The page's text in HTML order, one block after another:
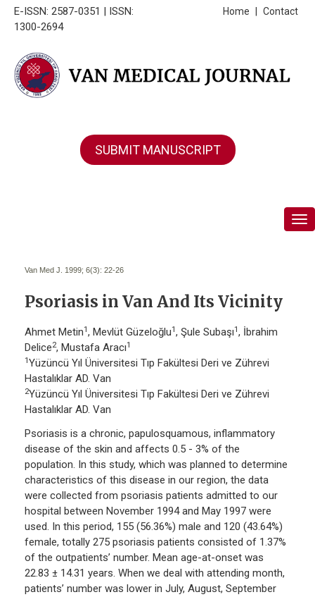
E-ISSN: 2587-0351 | ISSN:
1300-2694
Contact
Home
SUBMIT MANUSCRIPT
Van Med J. 1999; 6(3): 22-26
Psoriasis in Van And Its Vicinity
Ahmet Metin1, Mevlüt Güzeloğlu1, Şule Subaşı1, İbrahim
Delice2, Mustafa Aracı1
1Yüzüncü Yıl Üniversitesi Tıp Fakültesi Deri ve Zührevi
Hastalıklar AD. Van
2Yüzüncü Yıl Üniversitesi Tıp Fakültesi Deri ve Zührevi
Hastalıklar AD. Van
Psoriasis is a chronic, papulosquamous, inflammatory
disease of the skin and affects 0.5 - 3% of the
population. In this study, which was planned to determine
characteristics of this disease in our region, the data
were collected from psoriasis patients admitted to our
hospital between November 1994 and May 1997 were
used. In this period, 155 (56.36%) male and 120 (43.64%)
female, totally 275 psoriasis patients consisted of 1.37%
of the outpatients’ number. Mean age-at-onset was
22.83 ± 14.31 years. When we deal with attending month,
patients’ number was lower in July, August, September